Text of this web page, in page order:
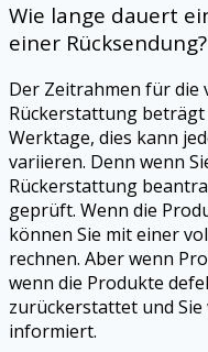
Wie lange dauert
einer Rücksendung?
Der Zeitrahmen für
Rückerstattung
Werktage, dies kann
variieren. Denn wenn
Rückerstattung
geprüft. Wenn die
können Sie mit einer
rechnen. Aber wenn
wenn die Produkte
zurückerstattet und
informiert.